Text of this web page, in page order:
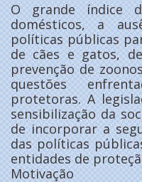
O grande índice
domésticos, a
políticas públicas
de cães e gatos,
prevenção de
questões
protetoras. A
sensibilização da
de incorporar a
das políticas
entidades de
Motivação